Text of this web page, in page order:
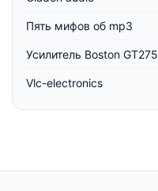
Пять мифов об mp3
Усилитель Boston GT275
Vlc-electronics